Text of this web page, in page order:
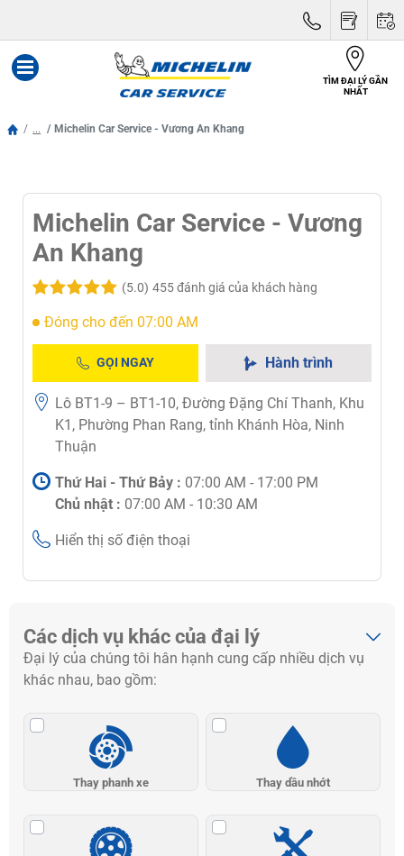
TÌM ĐẠI LÝ GẦN
NHẤT
... Michelin Car Service - Vương An Khang
Michelin Car Service - Vương
An Khang
(5.0) 455 đánh giá của khách hàng
Đóng cho đến 07:00 AM
GỌI NGAY Hành trình
Lô BT1-9 – BT1-10, Đường Đặng Chí Thanh, Khu
K1, Phường Phan Rang, tỉnh Khánh Hòa, Ninh
Thuận
Thứ Hai - Thứ Bảy : 07:00 AM - 17:00 PM
Chủ nhật : 07:00 AM - 10:30 AM
Hiển thị số điện thoại
Các dịch vụ khác của đại lý
Đại lý của chúng tôi hân hạnh cung cấp nhiều dịch vụ
khác nhau, bao gồm:
Thay phanh xe Thay dầu nhớt